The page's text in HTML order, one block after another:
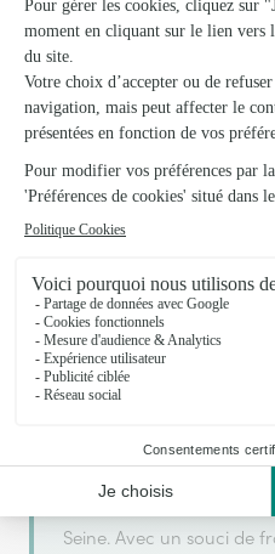
Votre fleuriste artisan à
Triel Fleurs s'appuie
Interflora, réseau de
Triel Fleurs est un
Seine. Avec un souci de